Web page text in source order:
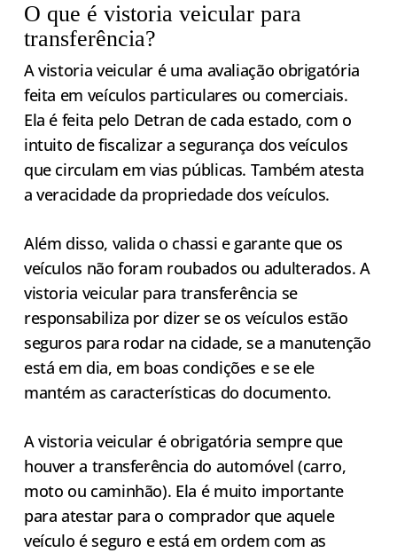
O que é vistoria veicular para
transferência?
A vistoria veicular é uma avaliação obrigatória
feita em veículos particulares ou comerciais.
Ela é feita pelo Detran de cada estado, com o
intuito de fiscalizar a segurança dos veículos
que circulam em vias públicas. Também atesta
a veracidade da propriedade dos veículos.
Além disso, valida o chassi e garante que os
veículos não foram roubados ou adulterados. A
vistoria veicular para transferência se
responsabiliza por dizer se os veículos estão
seguros para rodar na cidade, se a manutenção
está em dia, em boas condições e se ele
mantém as características do documento.
A vistoria veicular é obrigatória sempre que
houver a transferência do automóvel (carro,
moto ou caminhão). Ela é muito importante
para atestar para o comprador que aquele
veículo é seguro e está em ordem com as